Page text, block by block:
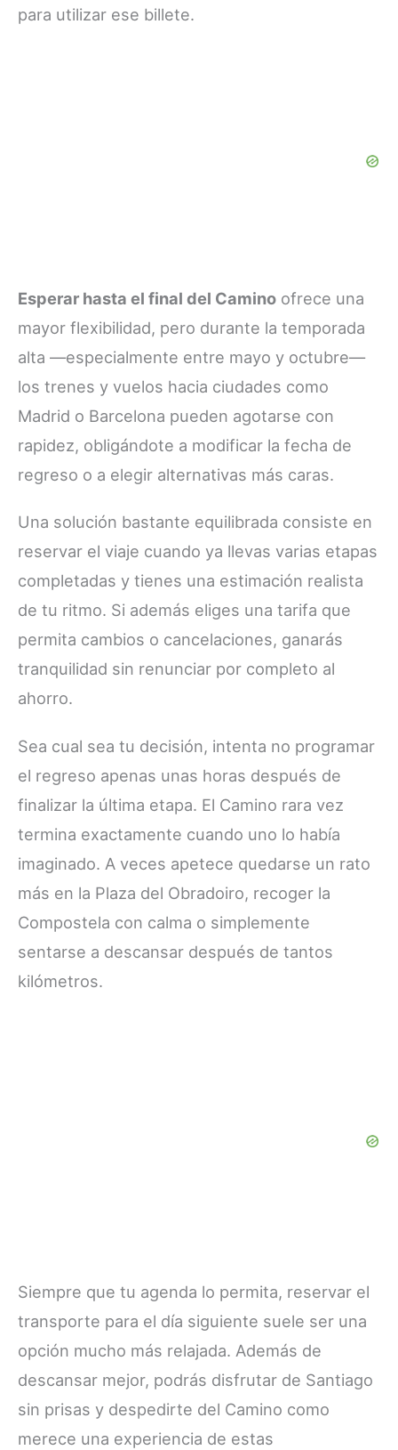
para utilizar ese billete.
Esperar hasta el final del Camino ofrece una
mayor flexibilidad, pero durante la temporada
alta —especialmente entre mayo y octubre—
los trenes y vuelos hacia ciudades como
Madrid o Barcelona pueden agotarse con
rapidez, obligándote a modificar la fecha de
regreso o a elegir alternativas más caras.
Una solución bastante equilibrada consiste en
reservar el viaje cuando ya llevas varias etapas
completadas y tienes una estimación realista
de tu ritmo. Si además eliges una tarifa que
permita cambios o cancelaciones, ganarás
tranquilidad sin renunciar por completo al
ahorro.
Sea cual sea tu decisión, intenta no programar
el regreso apenas unas horas después de
finalizar la última etapa. El Camino rara vez
termina exactamente cuando uno lo había
imaginado. A veces apetece quedarse un rato
más en la Plaza del Obradoiro, recoger la
Compostela con calma o simplemente
sentarse a descansar después de tantos
kilómetros.
Siempre que tu agenda lo permita, reservar el
transporte para el día siguiente suele ser una
opción mucho más relajada. Además de
descansar mejor, podrás disfrutar de Santiago
sin prisas y despedirte del Camino como
merece una experiencia de estas